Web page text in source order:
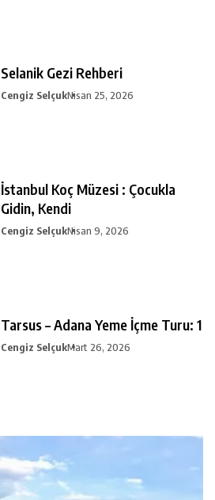
Selanik Gezi Rehberi
Cengiz SelçukNisan 25, 2026
İstanbul Koç Müzesi : Çocukla
Gidin, Kendi
Cengiz SelçukNisan 9, 2026
Tarsus – Adana Yeme İçme Turu: 1
Cengiz SelçukMart 26, 2026